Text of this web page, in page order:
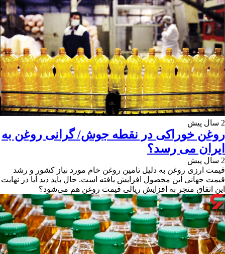
2 سال پیش
روغن خوراکی در نقطه جوش/ گرانی روغن به
ایران می رسد؟
2 سال پیش
قیمت ارزی روغن به دلیل تامین روغن خام مورد نیاز کشور و رشد
قیمت جهانی این محصول افزایش یافته است. حال باید دید آیا در نهایت
این اتفاق منجر به افزایش ریالی قیمت روغن هم می‌شود؟